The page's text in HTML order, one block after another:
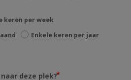
keren per week
Enkele keren per jaar
deze plek?